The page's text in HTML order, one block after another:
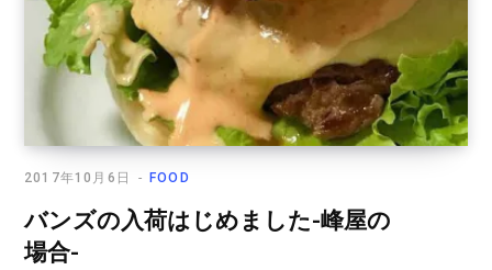
FOOD
2017年10月6日
バンズの入荷はじめました-峰屋の
場合-